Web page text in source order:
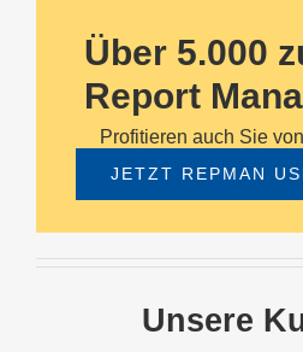
Über 5.000
Report
Profitieren auch Sie
JETZT REPMAN
Unsere